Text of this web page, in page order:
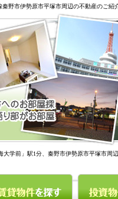
野市伊勢原市平塚市周辺の不動産のご紹
学前」駅1分、秦野市伊勢原市平塚市